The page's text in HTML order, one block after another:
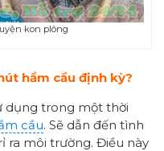
kon plông
hầm cầu định kỳ?
dụng trong một thời
cầu. Sẽ dẫn đến tình
ra môi trường. Điều này